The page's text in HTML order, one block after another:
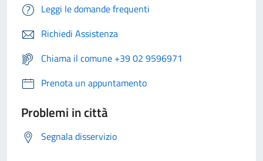
Leggi le domande frequenti
Richiedi Assistenza
Chiama il comune +39 02 9596971
Prenota un appuntamento
Problemi in città
Segnala disservizio